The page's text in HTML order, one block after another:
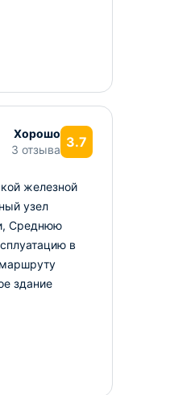
Хорошо
3 отзыва 3.7
железной
узел
Среднюю
в
здание